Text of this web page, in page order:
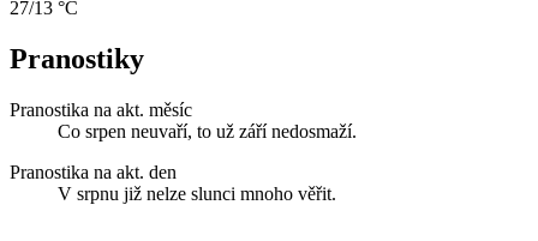
27/13 °C
Pranostiky
Pranostika na akt. měsíc
Co srpen neuvaří, to už září nedosmaží.
Pranostika na akt. den
V srpnu již nelze slunci mnoho věřit.